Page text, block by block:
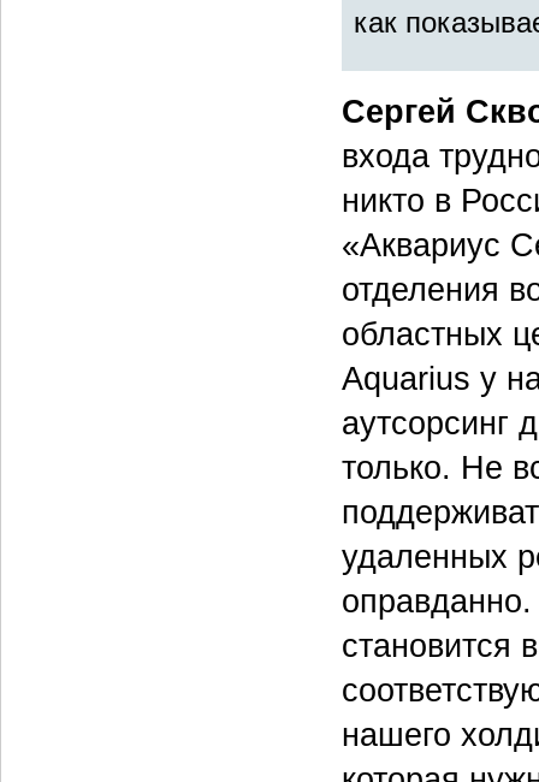
как
Сергей
входа
никто в
«Аквариус
отделения
областных
Aquarius у
аутсорсинг
только. Не
удаленных
становится
нашего